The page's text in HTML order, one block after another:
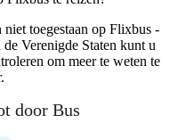
toegestaan ​​op Flixbus -
Verenigde Staten kunt u
om meer te weten te
door Bus